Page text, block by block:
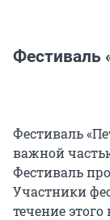
Фестиваль
Фестиваль
важной
Фестиваль
Участники
течение